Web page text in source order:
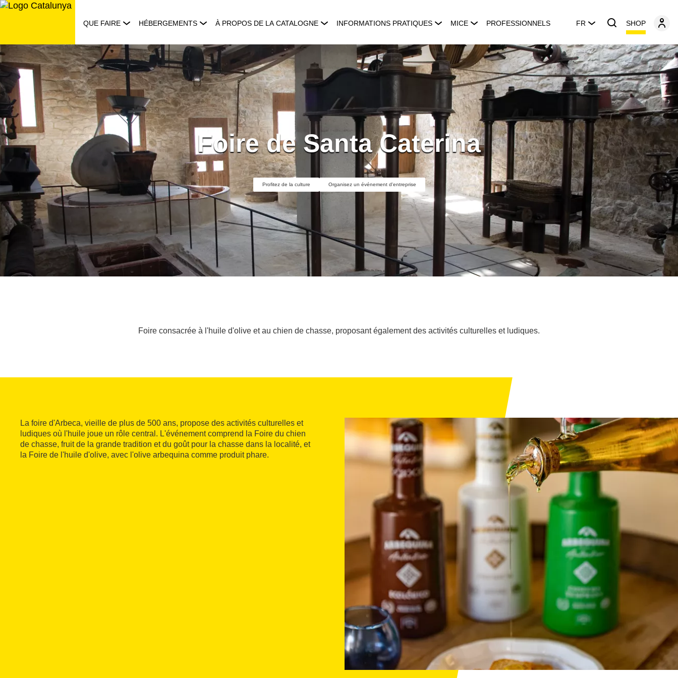
Aller
QUE FAIRE HÉBERGEMENTS À PROPOS DE LA CATALOGNE INFORMATIONS PRATIQUES MICE PROFESSIONNELS FR SHOP
Foire de Santa Caterina
Profitez de la culture Organisez un événement d'entreprise
Foire consacrée à l'huile d'olive et au chien de chasse, proposant également des activités culturelles et ludiques.
La foire d'Arbeca, vieille de plus de 500 ans, propose des activités culturelles et
ludiques où l'huile joue un rôle central. L'événement comprend la Foire du chien
de chasse, fruit de la grande tradition et du goût pour la chasse dans la localité, et
la Foire de l'huile d'olive, avec l'olive arbequina comme produit phare.